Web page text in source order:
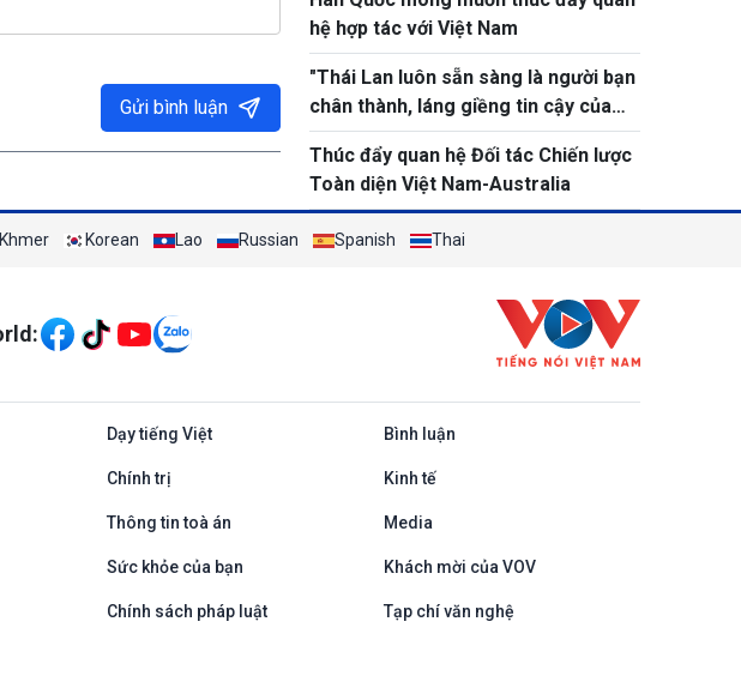
Gửi bình luận
hệ hợp tác với Việt Nam
"Thái Lan luôn sẵn sàng là người bạn
chân thành, láng giềng tin cậy của
Việt Nam"
Thúc đẩy quan hệ Đối tác Chiến lược
Toàn diện Việt Nam-Australia
Khmer Korean Lao Russian Spanish Thai
Dạy tiếng Việt Bình luận
Chính trị Kinh tế
Thông tin toà án Media
Sức khỏe của bạn Khách mời của VOV
Chính sách pháp luật Tạp chí văn nghệ